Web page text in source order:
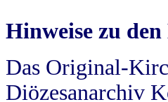
Hinweise zu
Das Original-
Diözesanarchiv